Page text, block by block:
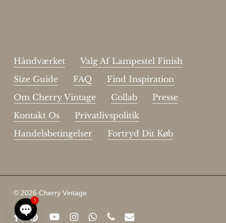
Håndværket
Valg Af Lampestel Finish
Size Guide
FAQ
Find Inspiration
Om Cherry Vintage
Collab
Presse
Kontakt Os
Privatlivspolitik
Handelsbetingelser
Fortryd Dit Køb
© 2026 Cherry Vintage.
facebookpinterestyoutubeinstagramwhatsappphoneemail
1